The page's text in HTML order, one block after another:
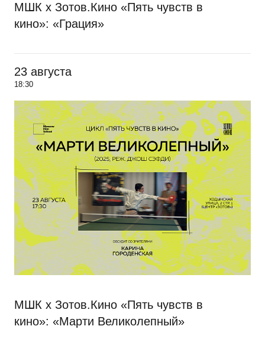
МШК х Зотов.Кино «Пять чувств в
кино»: «Грация»
23 августа
18:30
МШК х Зотов.Кино «Пять чувств в
кино»: «Марти Великолепный»